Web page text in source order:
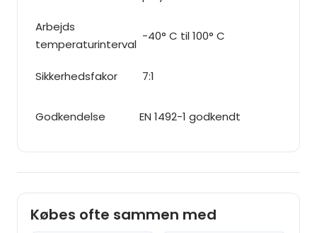
Arbejds
temperaturinterval
-40° C til 100° C
Sikkerhedsfakor 7:1
Godkendelse EN 1492-1 godkendt
Købes ofte sammen med